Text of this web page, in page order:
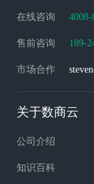
在线咨询 4008-
售前咨询 189-
市场合作
关于数商云
公司介绍
知识百科